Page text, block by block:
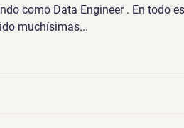
como Data Engineer . En todo
muchísimas...